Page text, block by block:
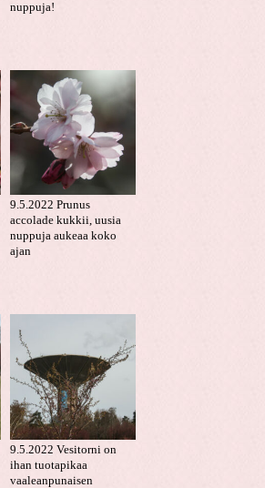
nuppuja!
9.5.2022 Prunus
accolade kukkii, uusia
nuppuja aukeaa koko
ajan
9.5.2022 Vesitorni on
ihan tuotapikaa
vaaleanpunaisen